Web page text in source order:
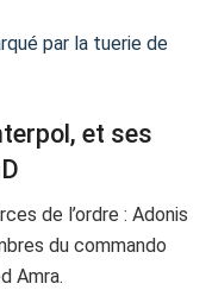
par la tuerie de
et ses
de l’ordre : Adonis
du commando
Amra.